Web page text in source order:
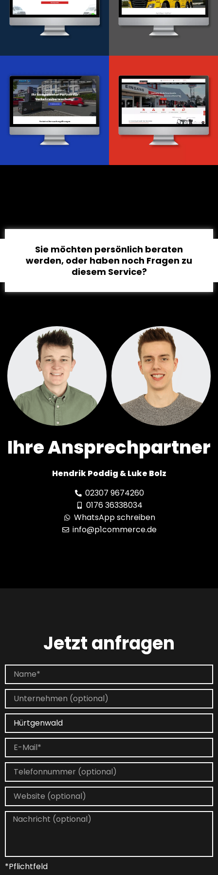
WordPress Entwicklung
Webdesign & -entwicklung
Sie möchten persönlich beraten
werden, oder haben noch Fragen zu
diesem Service?
Ihre Ansprechpartner
Hendrik Poddig & Luke Bolz
02307 9674260
0176 36338034
WhatsApp schreiben
info@p1commerce.de
Jetzt anfragen
*Pflichtfeld